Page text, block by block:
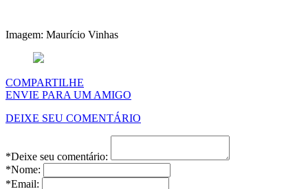
Imagem: Maurício Vinhas
COMPARTILHE
ENVIE PARA UM AMIGO
DEIXE SEU COMENTÁRIO
*Deixe seu comentário:
*Nome:
*Email: